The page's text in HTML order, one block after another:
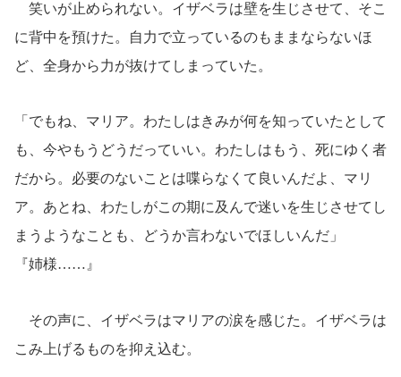
笑いが止められない。イザベラは壁を生じさせて、そこ
に背中を預けた。自力で立っているのもままならないほ
ど、全身から力が抜けてしまっていた。
「でもね、マリア。わたしはきみが何を知っていたとして
も、今やもうどうだっていい。わたしはもう、死にゆく者
だから。必要のないことは喋らなくて良いんだよ、マリ
ア。あとね、わたしがこの期に及んで迷いを生じさせてし
まうようなことも、どうか言わないでほしいんだ」
『姉様……』
その声に、イザベラはマリアの涙を感じた。イザベラは
こみ上げるものを抑え込む。